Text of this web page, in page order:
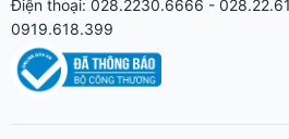
Điện thoại: 028.2230.6666 -
0919.618.399